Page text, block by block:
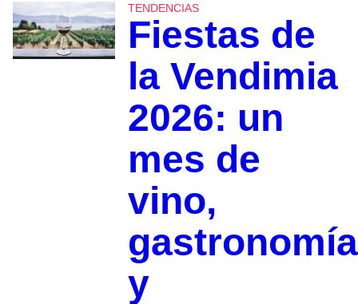
TENDENCIAS
Fiestas de
la Vendimia
2026: un
mes de
vino,
gastronomía
y